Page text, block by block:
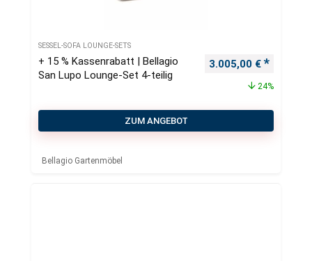
SESSEL-SOFA LOUNGE-SETS
+ 15 % Kassenrabatt | Bellagio
San Lupo Lounge-Set 4-teilig
Ursprünglicher
3.005,00 €
24%
ZUM ANGEBOT
Bellagio Gartenmöbel